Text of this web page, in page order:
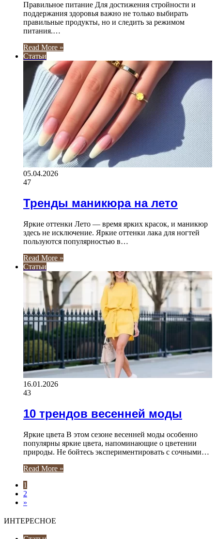
Правильное питание Для достижения стройности и
поддержания здоровья важно не только выбирать
правильные продукты, но и следить за режимом
питания.…
Read More »
Статьи
05.04.2026
47
Тренды маникюра на лето
Яркие оттенки Лето — время ярких красок, и маникюр
здесь не исключение. Яркие оттенки лака для ногтей
пользуются популярностью в…
Read More »
Статьи
16.01.2026
43
10 трендов весенней моды
Яркие цвета В этом сезоне весенней моды особенно
популярны яркие цвета, напоминающие о цветении
природы. Не бойтесь экспериментировать с сочными…
Read More »
1
2
»
ИНТЕРЕСНОЕ